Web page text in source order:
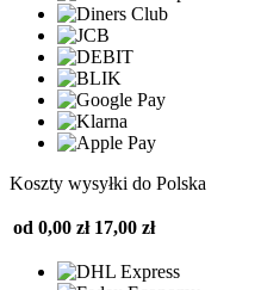
Koszty wysyłki do Polska
od 0,00 zł 17,00 zł